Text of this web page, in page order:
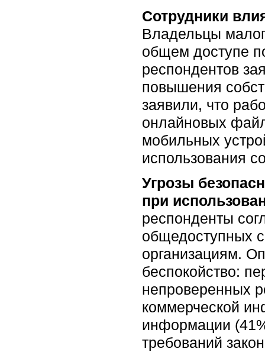
Сотрудники
Владельцы
общем доступе
респондентов
повышения
заявили, что
онлайновых
мобильных
использования
Угрозы
при
респонденты
общедоступных
организациям.
беспокойство:
непроверенных
коммерческой
информации
требований